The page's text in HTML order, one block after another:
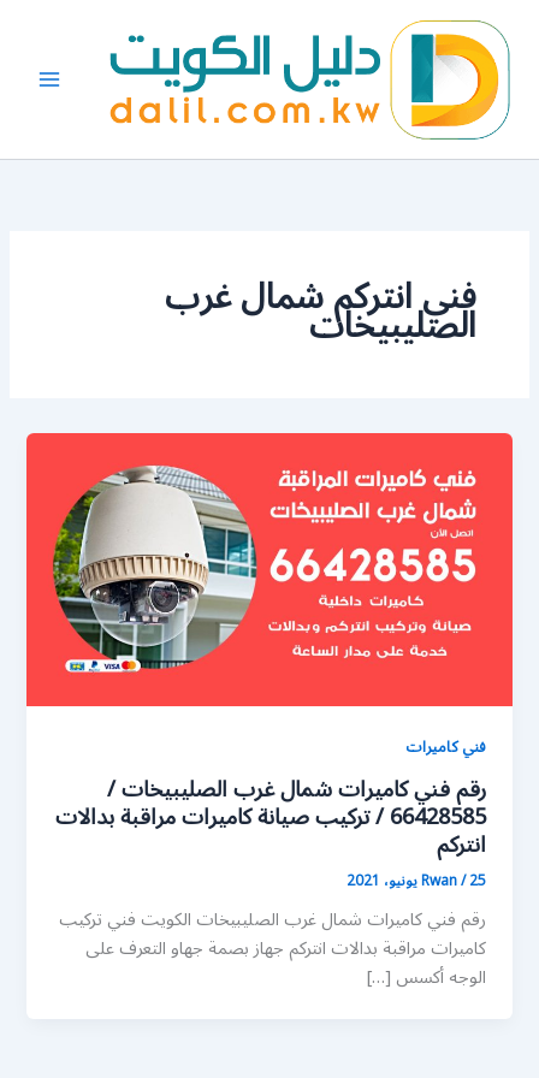
المحتوى
فني انتركم شمال غرب
الصليبيخات
فني كاميرات
رقم فني كاميرات شمال غرب الصليبيخات /
66428585 / تركيب صيانة كاميرات مراقبة بدالات
انتركم
Rwan/25 يونيو، 2021
رقم فني كاميرات شمال غرب الصليبيخات الكويت فني تركيب
كاميرات مراقبة بدالات انتركم جهاز بصمة جهاو التعرف على
الوجه أكسس […]